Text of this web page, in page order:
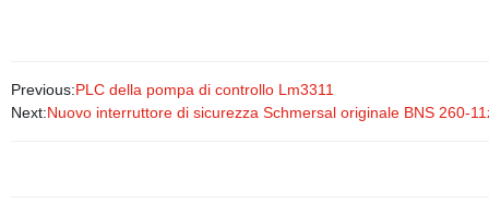
Previous:PLC della pompa di controllo Lm3311
Next:Nuovo interruttore di sicurezza Schmersal originale BNS 260-